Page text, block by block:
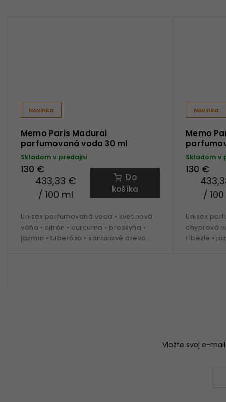
Novinka
Memo Paris Madurai
parfumovaná voda 30 ml
Skladom v predajni
130 €
433,33 €
/ 100 ml
Do
košíka
Unisex parfumovaná voda • kvetinová
vôňa • citrón • curcuma • broskyňa •
jazmín • tuberóza • santalové drevo
Novinka
Memo
Skladom v
130 €
/
Unisex
chyprová
ríbezle •
Vložte svoj e-